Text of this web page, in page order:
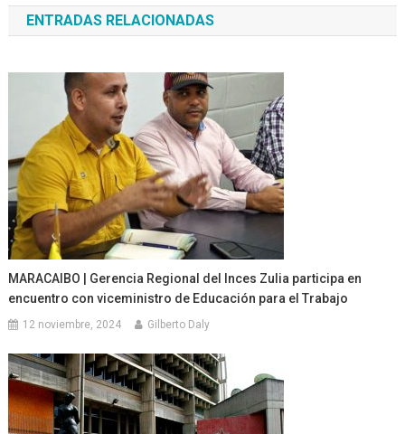
entradas
ENTRADAS RELACIONADAS
MARACAIBO | Gerencia Regional del Inces Zulia participa en
encuentro con viceministro de Educación para el Trabajo
12 noviembre, 2024 Gilberto Daly